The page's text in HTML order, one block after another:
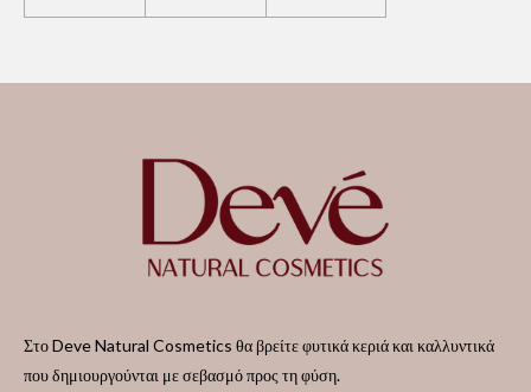
Στο Deve Natural Cosmetics θα βρείτε φυτικά κεριά και καλλυντικά
που δημιουργούνται με σεβασμό προς τη φύση.